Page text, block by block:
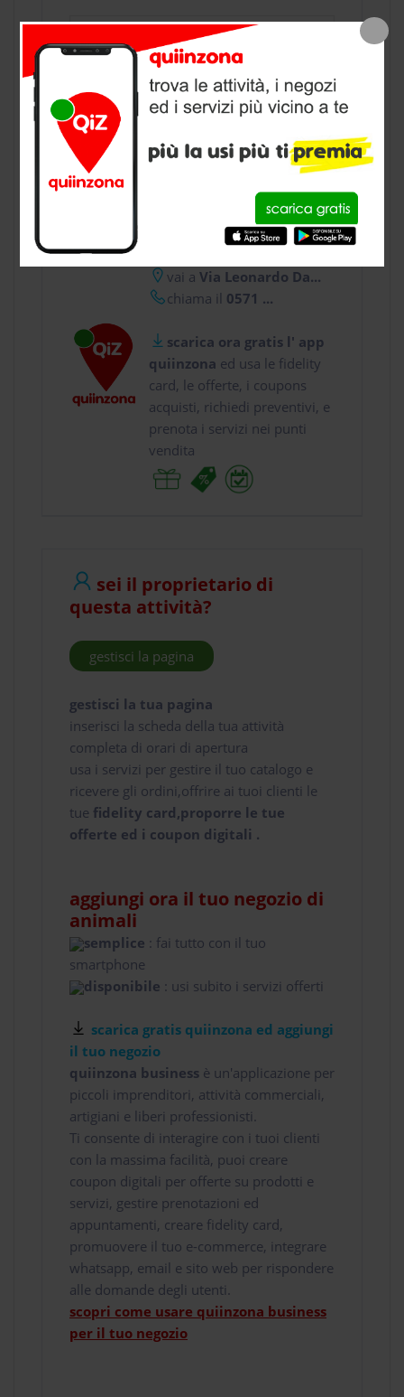
negozio animalia Fucecchio,
provincia di Firenze
vai aVia Leonardo Da...
chiama il 0571 ...
scarica ora gratis l' app
quiinzona ed usa le fidelity
card, le offerte, i coupons
acquisti, richiedi preventivi, e
prenota i servizi nei punti
vendita
sei il proprietario di
questa attività?
gestisci la pagina
gestisci la tua pagina
inserisci la scheda della tua attività
completa di orari di apertura
usa i servizi per gestire il tuo catalogo e
ricevere gli ordini,offrire ai tuoi clienti le
tue fidelity card,proporre le tue
offerte ed i coupon digitali .
aggiungi ora il tuo negozio di
animali
semplice : fai tutto con il tuo
smartphone
disponibile : usi subito i servizi offerti
scarica gratis quiinzona ed aggiungi
il tuo negozio
quiinzona business è un'applicazione per
piccoli imprenditori, attività commerciali,
artigiani e liberi professionisti.
Ti consente di interagire con i tuoi clienti
con la massima facilità, puoi creare
coupon digitali per offerte su prodotti e
servizi, gestire prenotazioni ed
appuntamenti, creare fidelity card,
promuovere il tuo e-commerce, integrare
whatsapp, email e sito web per rispondere
alle domande degli utenti.
scopri come usare quiinzona business
per il tuo negozio